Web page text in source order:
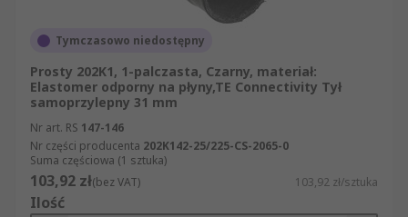
Tymczasowo niedostępny
Prosty 202K1, 1-palczasta, Czarny, materiał:
Elastomer odporny na płyny,TE Connectivity Tył
samoprzylepny 31 mm
Nr art. RS 147-146
Nr części producenta 202K142-25/225-CS-2065-0
Suma częściowa (1 sztuka)
103,92 zł(bez VAT) 103,92 zł/sztuka
Ilość